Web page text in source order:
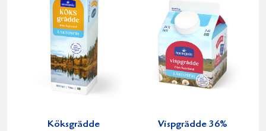
Köksgrädde
Vispgrädde 36%